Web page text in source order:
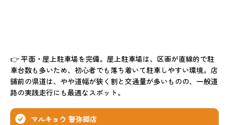
👉 平面・屋上駐車場を完備。屋上駐車場は、区画が直線的で駐
車台数も多いため、初心者でも落ち着いて駐車しやすい環境。店
舗前の県道は、やや道幅が狭く割と交通量が多いものの、一般道
路の実践走行にも最適なスポット。
マルキョウ 警弥郷店